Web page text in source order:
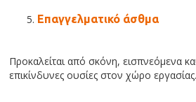
Επαγγελματικό άσθμα
Προκαλείται από σκόνη, εισπνεόμενα
επικίνδυνες ουσίες στον χώρο εργασίας.